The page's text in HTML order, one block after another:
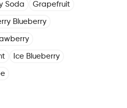
Soda Grapefruit
Blueberry
Ice Blueberry